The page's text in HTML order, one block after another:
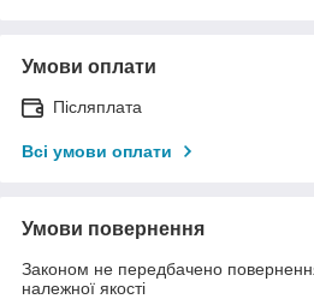
Умови оплати
Післяплата
Всі умови оплати
Умови повернення
Законом не передбачено
належної якості